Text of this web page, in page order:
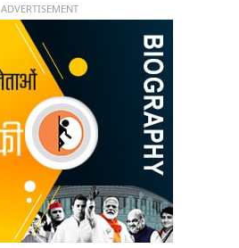
ADVERTISEMENT